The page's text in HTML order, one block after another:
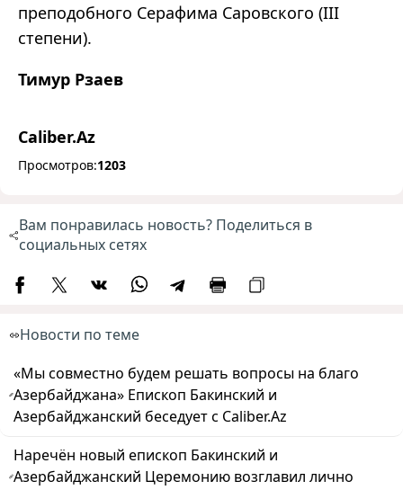
преподобного Серафима Саровского (III
степени).
Тимур Рзаев
Caliber.Az
Просмотров:1203
Вам понравилась новость? Поделиться в
социальных сетях
Новости по теме
«Мы совместно будем решать вопросы на благо
Азербайджана» Епископ Бакинский и
Азербайджанский беседует с Caliber.Az
Наречён новый епископ Бакинский и
Азербайджанский Церемонию возглавил лично